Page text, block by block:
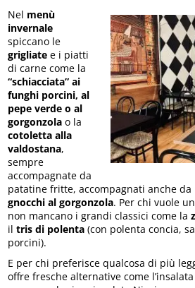
Nel menù
invernale
spiccano le
grigliate e i piatti
di carne come la
“schiacciata” ai
funghi porcini, al
pepe verde o al
gorgonzola o la
cotoletta alla
valdostana,
sempre
accompagnate da
patatine fritte, accompagnati anche da
gnocchi al gorgonzola. Per chi vuole
non mancano i grandi classici come la
iltris di polenta (con polenta concia,
porcini).
E per chi preferisce qualcosa di più
offre fresche alternative come